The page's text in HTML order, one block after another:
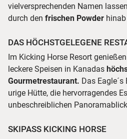
vielversprechenden Namen
durch den frischen Powder
DAS HÖCHSTGELEGENE
Im Kicking Horse Resort
leckere Speisen in Kanadas
Gourmetrestaurant. Das
urige Hütte, die hervorragendes
unbeschreiblichen
SKIPASS KICKING HORSE